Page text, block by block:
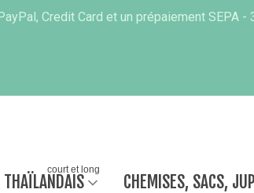
Credit Card et un prépaiement SEPA
THAÏLANDAIS
court et long
CHEMISES, SACS,